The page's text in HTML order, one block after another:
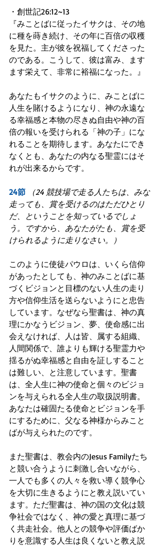
・創世記26:12~13
『みことばに従ったイサクは、その地
に種を蒔き続け、その年に百倍の収穫
を見た。主が彼を祝福してくださった
のである。こうして、彼は富み、ます
ます栄えて、非常に裕福になった。』
あなたもイサクのように、みことばに
人生を賭けるようになり、神の永遠な
る幸福感と本物の尽きぬ自由や神の百
倍の報いを受けられる「神の子」にな
れることを期待します。あなたにでき
なくとも、あなたの内なる聖霊にはそ
れが出来るからです。
24節
（24 競技場で走る人たちは、みな
走っても、賞を受けるのはただひとり
だ、ということを知っているでしょ
う。ですから、あなたがたも、賞を受
けられるように走りなさい。）
このように使徒パウロは、いくら信仰
があったとしても、神のみことばに基
づくビジョンと目標のない人生の走り
方や信仰生活を送らないようにと忠告
しています。なぜなら聖書は、神の真
理にかなうビジョン、夢、使命感に出
会えなければ、人は皆、属する組織、
人間関係で、誰よりも輝ける聖霊力や
揺るがぬ幸福感と自由を証しすること
は難しい、と注意しています。聖書
は、全人生に神の使命と個々のビジョ
ンを与えられる全人生の取扱説明書。
あなたは確固たる使命とビジョンを手
にするために、父なる神様からみこと
ばが与えられたのです。
また聖書は、教会内のJesus Familyたち
と競い合うように刺激し合いながら、
一人でも多くの人々を救い導く競争心
を大切に生きるようにと教え説いてい
ます。ただ聖書は、神の国の文化は競
争社会ではなく、神の愛と真理に基づ
く共走社会。他人との競争や評価ばか
りを意識する人生は良くないと教え説